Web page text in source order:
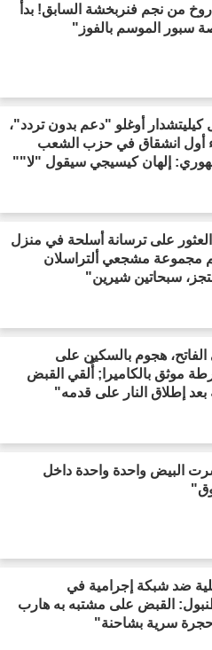
من نجم فنربخشة السابق! بدأ
الموسم بالفوز"
أوغلو "دعم بدون تردد"،
انشقاق في حزب الشعب
إلهان كيسيجي سيقول "لا""
على ترسانة أسلحة في منزل
مشجعي ألتراسلان
سبحاتين شيرين"
هجوم بالسكين على
موثق بالكاميرا; أُلقي القبض
إطلاق النار على قدمه"
واحدة واحدة داخل
ضد شبكة إجرامية في
القبض على مشتبه به هارب
سرية بشاحنة"